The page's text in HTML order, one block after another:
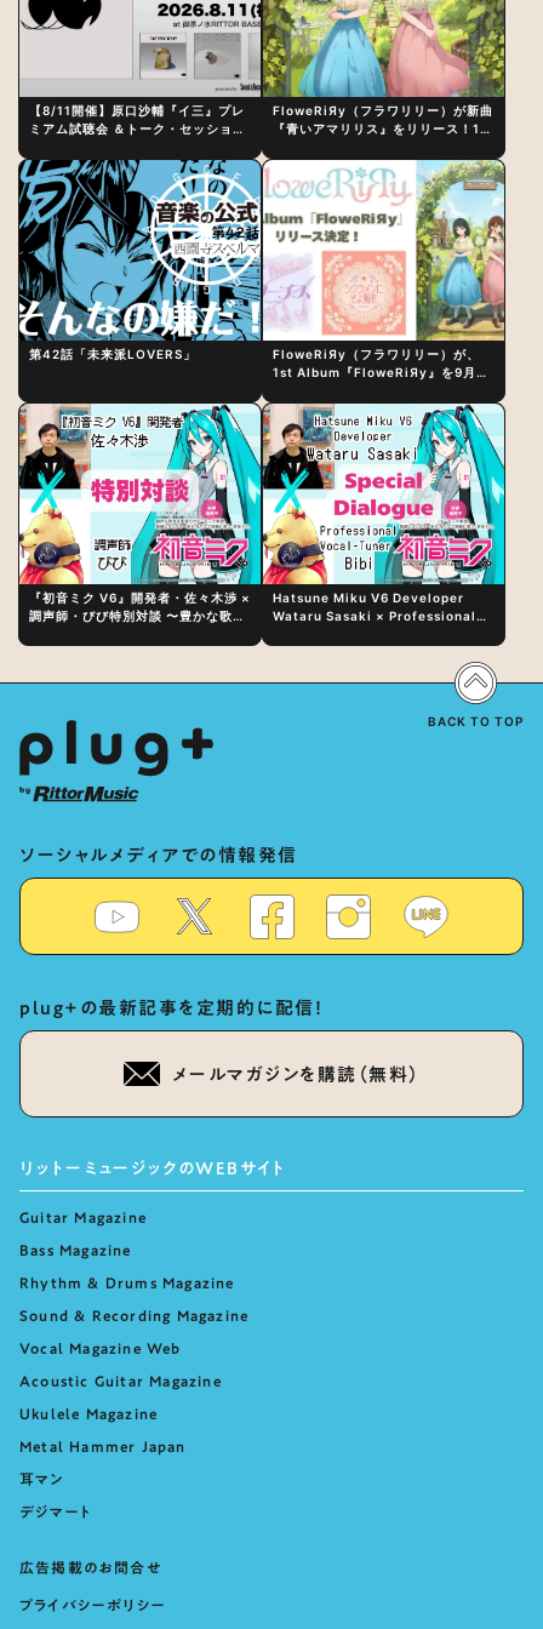
【8/11開催】原口沙輔『イ三』プレ
ミアム試聴会 ＆トーク・セッション
制作秘話
FloweRiЯy（フラワリリー）が新曲
『青いアマリリス』をリリース！1st
第42話「未来派LOVERS」
FloweRiЯy（フラワリリー）が、
1st Album『FloweRiЯy』を9月23
『初音ミク V6』開発者・佐々木渉 ×
調声師・びび特別対談 〜豊かな歌声
Hatsune Miku V6 Developer
Wataru Sasaki × Professional
Vocal Expression Lies in “Love
for the singing characters” and
ソーシャルメディアでの情報発信
plug+の最新記事を定期的に配信！
メールマガジンを購読（無料）
リットーミュージックのWEBサイト
Guitar Magazine
Bass Magazine
Rhythm & Drums Magazine
Sound & Recording Magazine
Vocal Magazine Web
Acoustic Guitar Magazine
Ukulele Magazine
Metal Hammer Japan
耳マン
デジマート
広告掲載のお問合せ
プライバシーポリシー
BACK TO TOP